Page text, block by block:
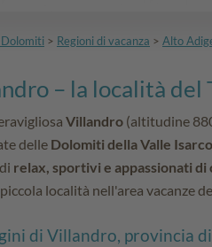
Dolomiti > Regioni di vacanza > Alto
– la località del
Villandro (altitudine
delle Dolomiti della Valle Isarco
relax, sportivi e appassionati di
località nell'area vacanze
di Villandro, provincia